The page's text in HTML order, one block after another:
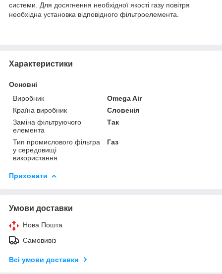
системи. Для досягнення необхідної якості газу повітря
необхідна установка відповідного фільтроелемента.
Характеристики
Основні
Виробник
Omega Air
Країна виробник
Словенія
Заміна фільтруючого
елемента
Так
Тип промислового фільтра
у середовищі
використання
Газ
Приховати
Умови доставки
Нова Пошта
Самовивіз
Всі умови доставки